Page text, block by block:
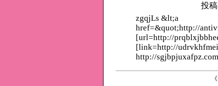
投
zgqjLs &lt;a
href=&quot;http://
[url=http://
[link=http://
http://